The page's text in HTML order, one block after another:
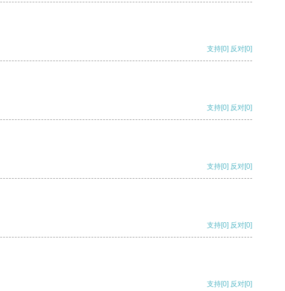
支持[0] 反对[0]
支持[0] 反对[0]
支持[0] 反对[0]
支持[0] 反对[0]
支持[0] 反对[0]